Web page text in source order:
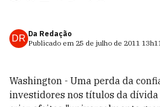
DR Da Redação
Publicado em 25 de julho de 2011
Washington - Uma perda da
investidores nos títulos da dívida